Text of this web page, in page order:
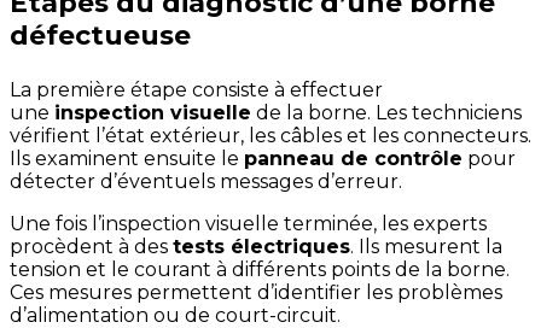
défectueuse
La première étape consiste à effectuer
une inspection visuelle de la borne. Les techniciens
vérifient l’état extérieur, les câbles et les connecteurs.
Ils examinent ensuite le panneau de contrôle pour
détecter d’éventuels messages d’erreur.
Une fois l’inspection visuelle terminée, les experts
procèdent à des tests électriques. Ils mesurent la
tension et le courant à différents points de la borne.
Ces mesures permettent d’identifier les problèmes
d’alimentation ou de court-circuit.